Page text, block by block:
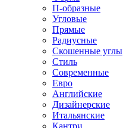
П-образные
Угловые
Прямые
Радиусные
Скошенные углы
Стиль
Современные
Евро
Английские
Дизайнерские
Итальянские
Кантри